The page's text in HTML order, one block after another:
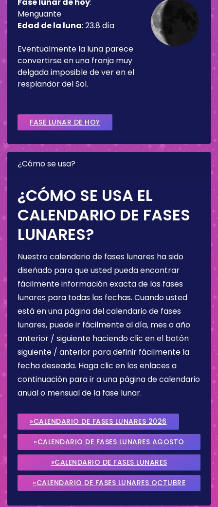
Menguante
Edad de la luna: 23.8 día
Eventualmente la luna parece
convertirse en una franja muy
delgada imposible de ver en el
resplandor del Sol.
FASE LUNAR DE HOY
¿Cómo se usa?
¿CÓMO SE USA EL
CALENDARIO DE FASES
LUNARES?
Nuestro calendario de fases lunares ha sido
diseñado para que usted pueda encontrar
fácilmente información exacta de las fases
lunares para todas las fechas. Cuando usted
está en una página del calendario de fases
lunares, puede ir fácilmente al día, mes o año
anterior / siguiente haciendo clic en el botón
siguiente / anterior para definir fácilmente la
fecha deseada. Haga clic en los enlaces a
continuación para ir a una página de calendario
anual o mensual de la fase lunar.
»CALENDARIO DE FASES LUNARES 2026
»CALENDARIO DE FASES LUNARES AGOSTO
2026
»CALENDARIO DE FASES LUNARES
SEPTIEMBRE 2026
»CALENDARIO DE FASES LUNARES OCTUBRE